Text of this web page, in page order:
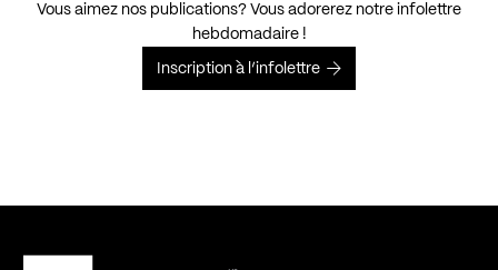
Vous aimez nos publications? Vous adorerez notre infolettre
hebdomadaire !
Inscription à l’infolettre